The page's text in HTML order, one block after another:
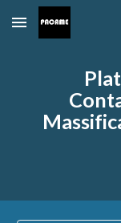
Skip to main content